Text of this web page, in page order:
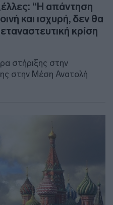
“Η απάντηση
και ισχυρή, δεν θα
κρίση
στήριξης στην
στην Μέση Ανατολή